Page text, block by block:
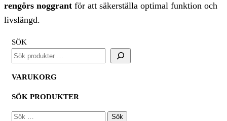
rengörs noggrant för att säkerställa optimal funktion och
livslängd.
SÖK
VARUKORG
SÖK PRODUKTER
SÖK